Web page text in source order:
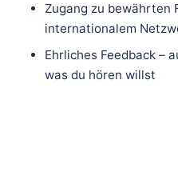
Zugang zu bewährten
internationalem
Ehrliches Feedback –
was du hören willst